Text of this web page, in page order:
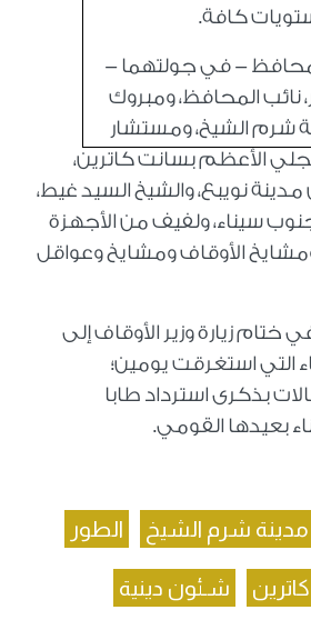
كافة.
- في جولتهما -
نائب المحافظ، ومبروك
شرم الشيخ، ومستشار
الأعظم بسانت كاترين،
مدينة نويبع، والشيخ السيد غيط،
سيناء، ولفيف من الأجهزة
ومشايخ الأوقاف ومشايخ وعواقل
ختام زيارة وزير الأوقاف إلى
استغرقت يومين؛
بذكرى استرداد طابا
بعيدها القومي.
مدينة شرم الشيخ الطور
شـئون دينية